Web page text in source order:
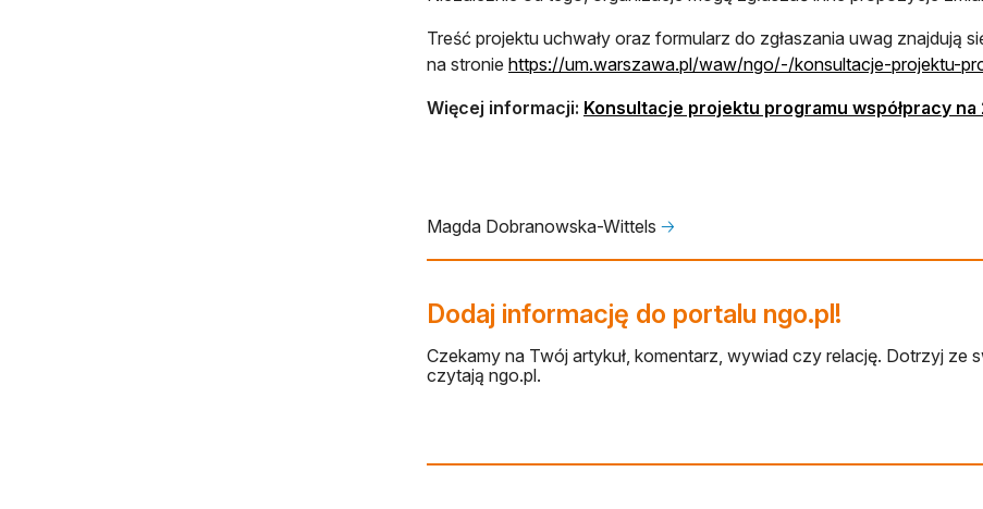
Treść projektu uchwały oraz formularz do zgłaszania uwag znajdują
na stronie https://um.warszawa.pl/waw/ngo/-/konsultacje-projektu-
Więcej informacji: Konsultacje projektu programu współpracy
Magda Dobranowska-Wittels 🡢
Dodaj informację do portalu ngo.pl!
Czekamy na Twój artykuł, komentarz, wywiad czy relację. Dotrzyj ze
czytają ngo.pl.